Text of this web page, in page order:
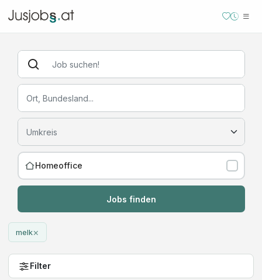
Homeoffice
Jobs finden
melk×
Filter